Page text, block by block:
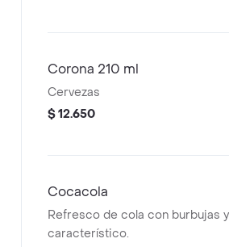
Corona 210 ml
Cervezas
$ 12.650
Cocacola
Refresco de cola con burbujas
característico.